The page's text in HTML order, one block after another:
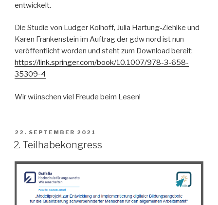
entwickelt.
Die Studie von Ludger Kolhoff, Julia Hartung-Ziehlke und
Karen Frankenstein im Auftrag der gdw nord ist nun
veröffentlicht worden und steht zum Download bereit:
https://link.springer.com/book/10.1007/978-3-658-
35309-4
Wir wünschen viel Freude beim Lesen!
VERÖFFENTLICHT
AM
22. SEPTEMBER 2021
2. Teilhabekongress